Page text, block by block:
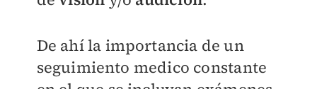
De ahí la importancia de un
seguimiento medico constante